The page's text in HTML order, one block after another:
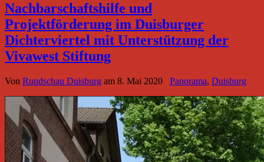
Nachbarschaftshilfe und
Projektförderung im Duisburger
Dichterviertel mit Unterstützung der
Vivawest Stiftung
Von Rundschau Duisburg am 8. Mai 2020 Panorama, Duisburg